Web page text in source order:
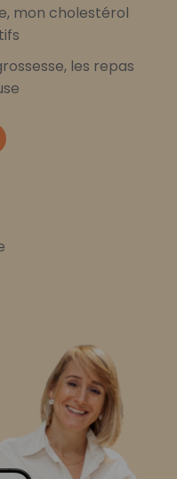
mon cholestérol
les repas